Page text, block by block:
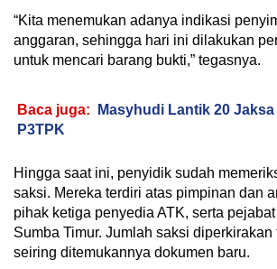
“Kita menemukan adanya indikasi
anggaran, sehingga hari ini dilakukan
untuk mencari barang bukti,” tegasnya.
Baca juga:
Masyhudi Lantik 20
P3TPK
Hingga saat ini, penyidik sudah
saksi. Mereka terdiri atas pimpinan dan
pihak ketiga penyedia ATK, serta
Sumba Timur. Jumlah saksi diperkirakan
seiring ditemukannya dokumen baru.